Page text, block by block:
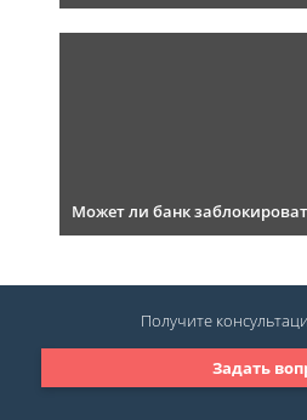
Может ли банк
Задать
Получите